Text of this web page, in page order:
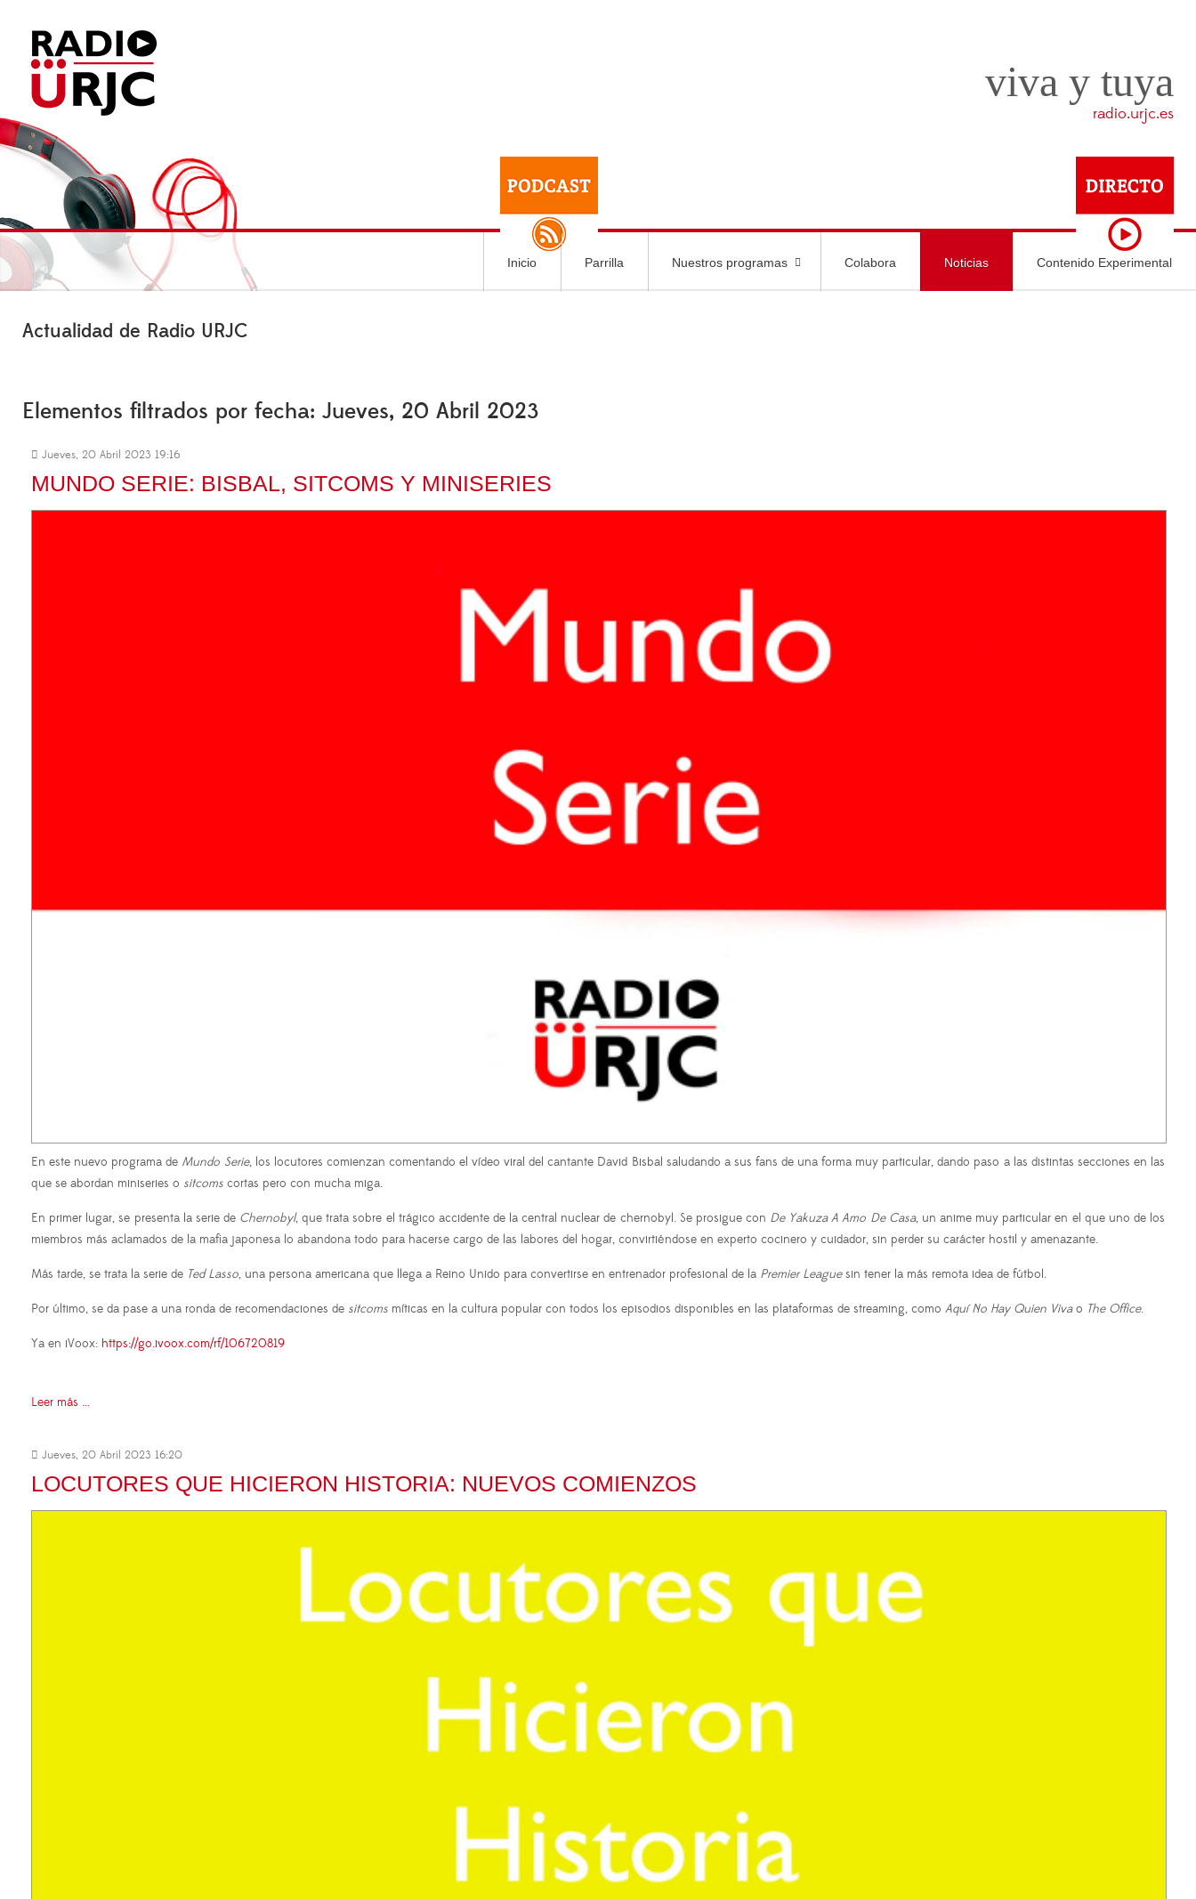
viva y tuya
radio.urjc.es
Inicio Parrilla Nuestros programas Colabora Noticias Contenido Experimental
Actualidad de Radio URJC
Elementos filtrados por fecha: Jueves, 20 Abril 2023
Jueves, 20 Abril 2023 19:16
MUNDO SERIE: BISBAL, SITCOMS Y MINISERIES
En este nuevo programa de Mundo Serie, los locutores comienzan comentando el vídeo viral del cantante David Bisbal saludando a sus fans de una forma muy particular, dando paso a las distintas secciones en las
que se abordan miniseries o sitcoms cortas pero con mucha miga.
En primer lugar, se presenta la serie de Chernobyl, que trata sobre el trágico accidente de la central nuclear de chernobyl. Se prosigue con De Yakuza A Amo De Casa, un anime muy particular en el que uno de los
miembros más aclamados de la mafia japonesa lo abandona todo para hacerse cargo de las labores del hogar, convirtiéndose en experto cocinero y cuidador, sin perder su carácter hostil y amenazante.
Más tarde, se trata la serie de Ted Lasso, una persona americana que llega a Reino Unido para convertirse en entrenador profesional de la Premier Leaguesin tener la más remota idea de fútbol.
Por último, se da pase a una ronda de recomendaciones de sitcoms míticas en la cultura popular con todos los episodios disponibles en las plataformas de streaming, como Aquí No Hay Quien Vivao The Office.
Ya en iVoox: https://go.ivoox.com/rf/106720819
Leer más ...
Jueves, 20 Abril 2023 16:20
LOCUTORES QUE HICIERON HISTORIA: NUEVOS COMIENZOS